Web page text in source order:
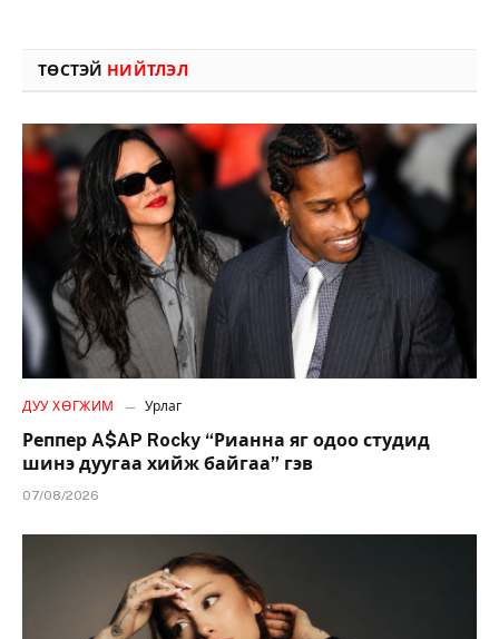
ТӨСТЭЙ НИЙТЛЭЛ
ДУУ ХӨГЖИМ Урлаг
Реппер A$AP Rocky “Рианна яг одоо студид
шинэ дуугаа хийж байгаа” гэв
07/08/2026